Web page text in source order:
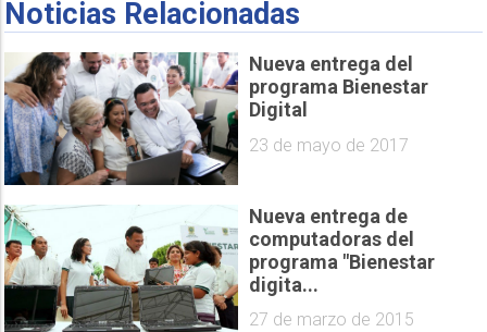
Noticias Relacionadas
Nueva entrega del
programa Bienestar
Digital
23 de mayo de 2017
Nueva entrega de
computadoras del
programa "Bienestar
digita...
27 de marzo de 2015